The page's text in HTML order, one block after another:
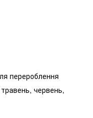
перероблення
червень,